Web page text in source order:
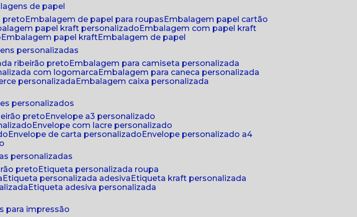
de papel
preto embalagem de papel para roupas
embalagem papel cartão
papel kraft personalizado
embalagem com papel kraft
embalagem papel kraft
embalagem de papel
personalizadas
ribeirão preto
embalagem para camiseta personalizada
com logomarca
embalagem para caneca personalizada
personalizada
embalagem caixa personalizada
personalizados
preto
envelope a3 personalizado
envelope com lacre personalizado
envelope de carta personalizado
envelope personalizado a4
personalizadas
preto
etiqueta personalizada roupa
etiqueta personalizada adesiva
etiqueta kraft personalizada
etiqueta adesiva personalizada
para impressão